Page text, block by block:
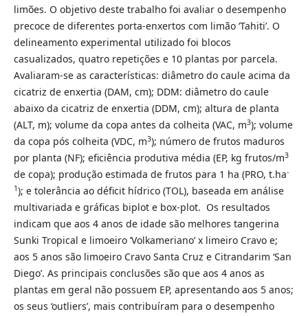
limões. O objetivo deste trabalho foi avaliar o desempenho
precoce de diferentes porta-enxertos com limão ‘Tahiti’. O
delineamento experimental utilizado foi blocos
casualizados, quatro repetições e 10 plantas por parcela.
Avaliaram-se as características: diâmetro do caule acima da
cicatriz de enxertia (DAM, cm); DDM: diâmetro do caule
abaixo da cicatriz de enxertia (DDM, cm); altura de planta
(ALT, m); volume da copa antes da colheita (VAC, m3); volume
da copa pós colheita (VDC, m3); número de frutos maduros
por planta (NF); eficiência produtiva média (EP, kg frutos/m3
de copa); produção estimada de frutos para 1 ha (PRO, t.ha-
1); e tolerância ao déficit hídrico (TOL), baseada em análise
multivariada e gráficas biplot e box-plot. Os resultados
indicam que aos 4 anos de idade são melhores tangerina
Sunki Tropical e limoeiro ‘Volkameriano’ x limeiro Cravo e;
aos 5 anos são limoeiro Cravo Santa Cruz e Citrandarim ‘San
Diego’. As principais conclusões são que aos 4 anos as
plantas em geral não possuem EP, apresentando aos 5 anos;
os seus ‘outliers’, mais contribuíram para o desempenho